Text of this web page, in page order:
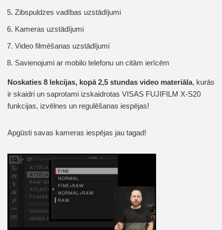
Zibspuldzes vadības uzstādījumi
Kameras uzstādījumi
Video filmēšanas uzstādījumi
Savienojumi ar mobilo telefonu un citām ierīcēm
Noskaties 8 lekcijas, kopā 2,5 stundas video materiāla, kurās
ir skaidri un saprotami izskaidrotas VISAS FUJIFILM X-S20
funkcijas, izvēlnes un regulēšanas iespējas!
Apgūsti savas kameras iespējas jau tagad!